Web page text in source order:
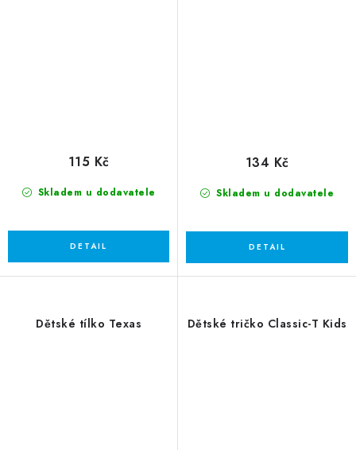
Skladem u dodavatele
115 Kč
Skladem u dodavatele
134 Kč
Dětské tílko Texas Dětské tričko Classic-T Kids